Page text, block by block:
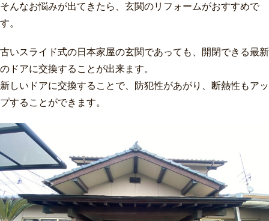
そんなお悩みが出てきたら、玄関のリフォームがおすすめで
す。
古いスライド式の日本家屋の玄関であっても、開閉できる最新
のドアに交換することが出来ます。
新しいドアに交換することで、防犯性があがり、断熱性もアッ
プすることができます。